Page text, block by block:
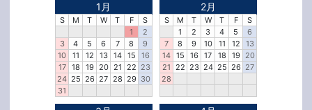
1月
S M T W T F
S
1
2
3
4 5 6 7 8
9
10
11 12 13 14 15
16
17
18 19 20 21 22 23
24 25 26 27 28 29 30
31
2月
S M T W T F
S
1
2 3 4 5
6
7
8 9 10 11 12
13
14 15 16 17 18 19
20
21 22 23 24 25 26 27
28